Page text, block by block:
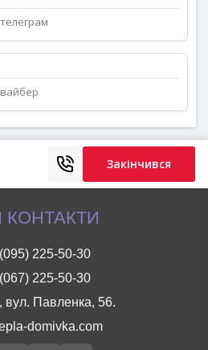
Закінчився
КОНТАКТИ
225-50-30
225-50-30
вул. Павленка, 56.
domivka.com